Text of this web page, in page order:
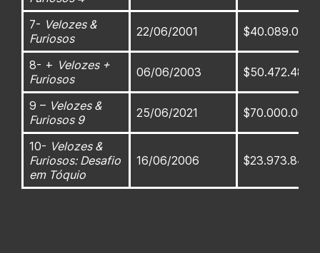
7- Velozes &
Furiosos
22/06/2001 $40.089.015
8- + Velozes +
Furiosos
06/06/2003 $50.472.480
9 – Velozes &
Furiosos 9
25/06/2021 $70.000.000
10- Velozes &
Furiosos: Desafio
em Tóquio
16/06/2006 $23.973.840